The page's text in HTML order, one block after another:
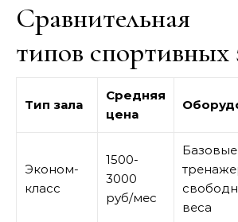
Сравнительная
типов спортивных
Тип зала
Средняя
цена
Эконом-
класс
1500-
3000
руб/мес
Базовые
веса